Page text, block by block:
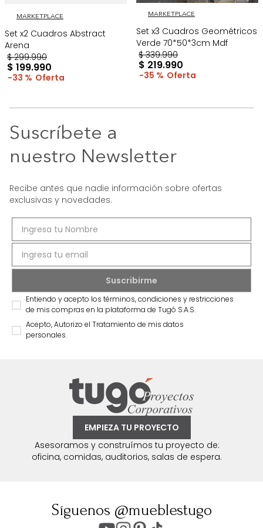
MARKETPLACE
Set x2 Cuadros Abstract
Arena
$ 299.990
$ 199.990
33 %
MARKETPLACE
Set x3 Cuadros Geométricos
Verde 70*50*3cm Mdf
$ 339.990
$ 219.990
35 %
Suscríbete a
nuestro Newsletter
Recibe antes que nadie información sobre ofertas
exclusivas y novedades.
Entiendo y acepto los términos, condiciones y restricciones
de mis compras en la plataforma de Tugó S.A.S.
Acepto, Autorizo el Tratamiento de mis datos
personales.
EMPIEZA TU PROYECTO
Asesoramos y construímos tu proyecto de:
oficina, comidas, auditorios, salas de espera.
Síguenos @mueblestugo